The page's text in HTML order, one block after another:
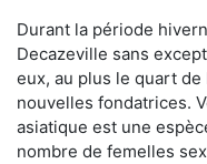
Durant la période
Decazeville sans
eux, au plus le quart
nouvelles fondatrices.
asiatique est une
nombre de femelles